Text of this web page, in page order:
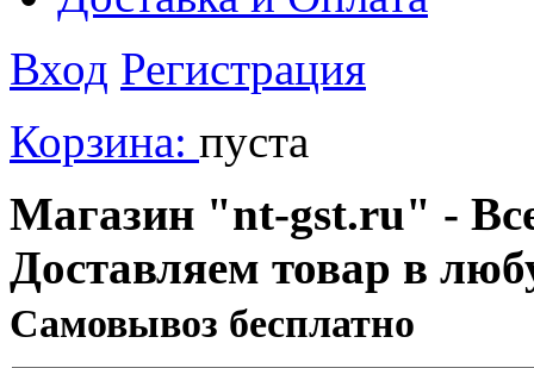
Вход Регистрация
Корзина: пуста
Магазин "nt-gst.ru" -
Доставляем товар в
Cамовывоз бесплатно